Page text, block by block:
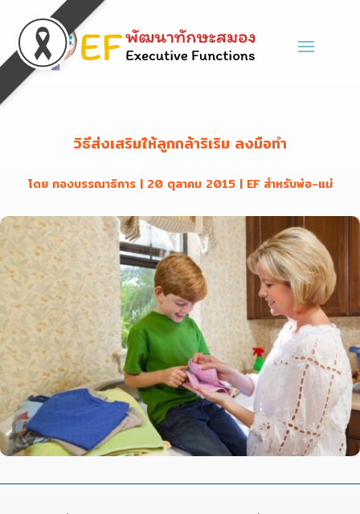
วิธีส่งเสริมให้ลูกกล้าริเริ่ม ลงมือทำ
โดย กองบรรณาธิการ| 20 ตุลาคม 2015| EF สำหรับพ่อ-แม่